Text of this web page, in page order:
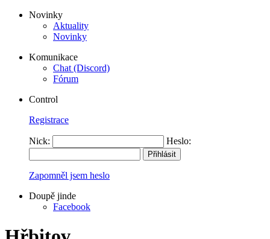
Novinky
Aktuality
Novinky
Komunikace
Chat (Discord)
Fórum
Control
Registrace
Nick: Heslo:
Zapomněl jsem heslo
Doupě jinde
Facebook